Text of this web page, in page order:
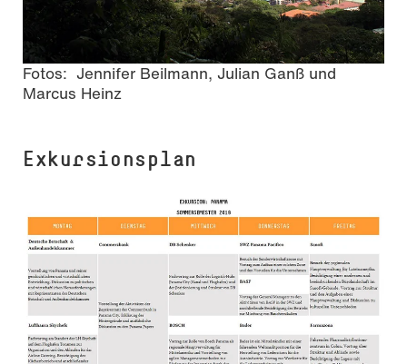
Fotos: Jennifer Beilmann, Julian Ganß und
Marcus Heinz
Exkursionsplan